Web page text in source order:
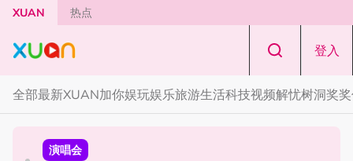
Skip to main content
XUAN 热点
登入
全部最新XUAN加你娱玩娱乐旅游生活科技视频解忧树洞奖
国际星闻
演唱会
演唱会